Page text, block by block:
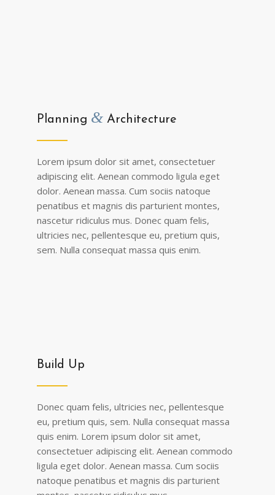
Planning & Architecture
Lorem ipsum dolor sit amet, consectetuer
adipiscing elit. Aenean commodo ligula eget
dolor. Aenean massa. Cum sociis natoque
penatibus et magnis dis parturient montes,
nascetur ridiculus mus. Donec quam felis,
ultricies nec, pellentesque eu, pretium quis,
sem. Nulla consequat massa quis enim.
Build Up
Donec quam felis, ultricies nec, pellentesque
eu, pretium quis, sem. Nulla consequat massa
quis enim. Lorem ipsum dolor sit amet,
consectetuer adipiscing elit. Aenean commodo
ligula eget dolor. Aenean massa. Cum sociis
natoque penatibus et magnis dis parturient